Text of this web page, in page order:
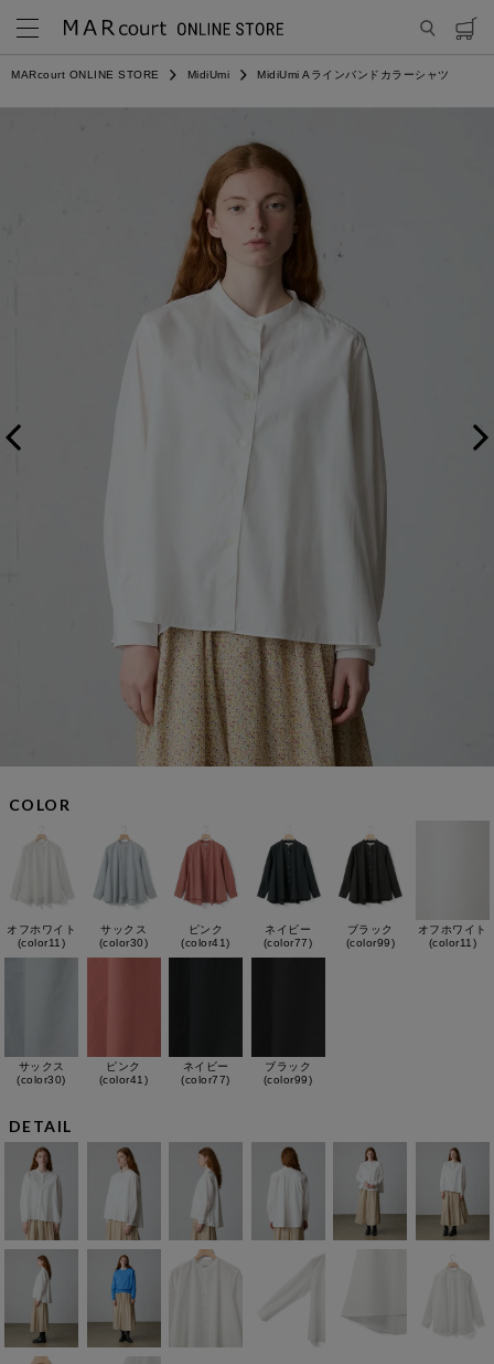
MARcourt ONLINE STORE MidiUmi MidiUmi Aラインバンドカラーシャツ
COLOR
オフホワイト
(color11)
サックス
(color30)
ピンク
(color41)
ネイビー
(color77)
ブラック
(color99)
オフホワイト
(color11)
サックス
(color30)
ピンク
(color41)
ネイビー
(color77)
ブラック
(color99)
DETAIL